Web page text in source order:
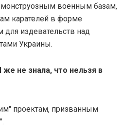
монструозным военным базам,
карателей в форме
издевательств над
Украины.
не знала, что нельзя в
проектам, призванным